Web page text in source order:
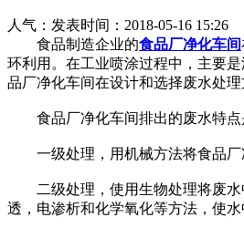
人气： 发表时间：2018-05-16 15:26
食品制造企业的食品厂净化车间
环利用。在工业喷涂过程中，主要
品厂净化车间在设计和选择废水处
食品厂净化车间排出的废水特点
一级处理，用机械方法将食品厂
二级处理，使用生物处理将废水
透，电渗析和化学氧化等方法，使